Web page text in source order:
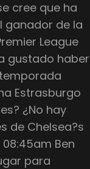
cree que ha
ganador de la
League
gustado haber
Estrasburgo
¿No hay
de Chelsea?s
Ben
para